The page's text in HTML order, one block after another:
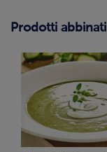
Prodotti abbinati